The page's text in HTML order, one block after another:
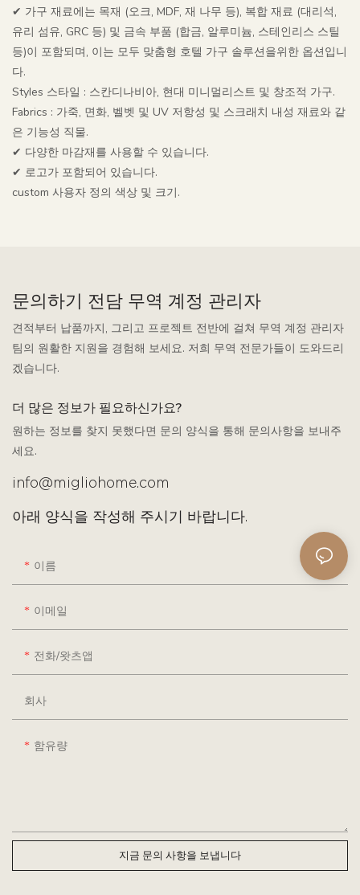
✔ 가구 재료에는 목재 (오크, MDF, 재 나무 등), 복합 재료 (대리석,
유리 섬유, GRC 등) 및 금속 부품 (합금, 알루미늄, 스테인리스 스틸
등)이 포함되며, 이는 모두 맞춤형 호텔 가구 솔루션을위한 옵션입니
다.
Styles 스타일 : 스칸디나비아, 현대 미니멀리스트 및 창조적 가구.
Fabrics : 가죽, 면화, 벨벳 및 UV 저항성 및 스크래치 내성 재료와 같
은 기능성 직물.
✔ 다양한 마감재를 사용할 수 있습니다.
✔ 로고가 포함되어 있습니다.
custom 사용자 정의 색상 및 크기.
문의하기 전담 무역 계정 관리자
견적부터 납품까지, 그리고 프로젝트 전반에 걸쳐 무역 계정 관리자
팀의 원활한 지원을 경험해 보세요. 저희 무역 전문가들이 도와드리
겠습니다.
더 많은 정보가 필요하신가요?
원하는 정보를 찾지 못했다면 문의 양식을 통해 문의사항을 보내주
세요.
info@migliohome.com
아래 양식을 작성해 주시기 바랍니다.
이름
이메일
전화/왓츠앱
회사
함유량
지금 문의 사항을 보냅니다